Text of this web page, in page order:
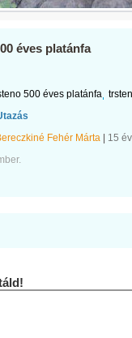
éves platánfa
500 éves platánfa
Fehér Márta
15